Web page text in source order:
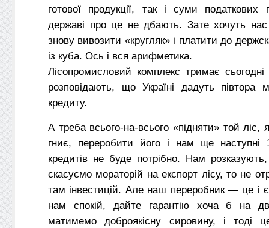
готової продукції, так і суми
державі про це не дбають. Зате хочуть
знову вивозити «кругляк» і платити до
із куба. Ось і вся арифметика.
Лісопромисловий комплекс тримає
розповідають, що Україні дадуть півтора
кредиту.
А треба всього-на-всього «підняти» той ліс,
гниє, переробити його і нам ще наступні
кредитів не буде потрібно. Нам
скасуємо мораторій на експорт лісу, то не
там інвестицій. Але наш переробник — це і
нам спокій, дайте гарантію хоча б на
матимемо доброякісну сировину, і тоді